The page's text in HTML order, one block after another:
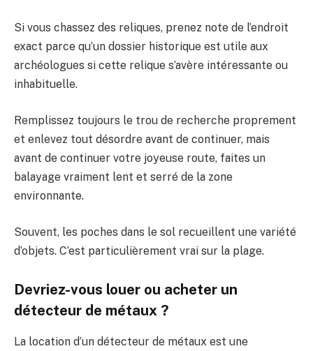
Si vous chassez des reliques, prenez note de l’endroit
exact parce qu’un dossier historique est utile aux
archéologues si cette relique s’avère intéressante ou
inhabituelle.
Remplissez toujours le trou de recherche proprement
et enlevez tout désordre avant de continuer, mais
avant de continuer votre joyeuse route, faites un
balayage vraiment lent et serré de la zone
environnante.
Souvent, les poches dans le sol recueillent une variété
d’objets. C’est particulièrement vrai sur la plage.
Devriez-vous louer ou acheter un
détecteur de métaux ?
La location d’un détecteur de métaux est une